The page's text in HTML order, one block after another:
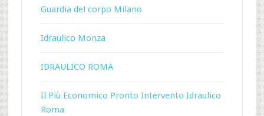
Guardia del corpo Milano
Idraulico Monza
IDRAULICO ROMA
Il Più Economico Pronto Intervento Idraulico
Roma